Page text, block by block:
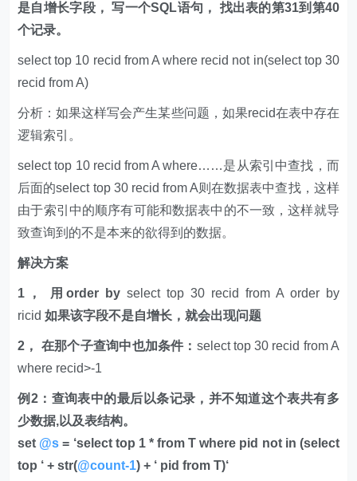
是自增长字段， 写一个SQL语句， 找出表的第31到第40
个记录。
select top 10 recid from A where recid not in(select top 30
recid from A)
分析：如果这样写会产生某些问题，如果recid在表中存在
逻辑索引。
select top 10 recid from A where……是从索引中查找，而
后面的select top 30 recid from A则在数据表中查找，这样
由于索引中的顺序有可能和数据表中的不一致，这样就导
致查询到的不是本来的欲得到的数据。
解决方案
1， 用order byselect top 30 recid from A order by
ricid如果该字段不是自增长，就会出现问题
2， 在那个子查询中也加条件： select top 30 recid from A
where recid>-1
例2：查询表中的最后以条记录，并不知道这个表共有多
少数据,以及表结构。
set @s = ‘select top 1 * from T where pid not in (select
top ‘ + str(@count-1) + ‘ pid from T)‘